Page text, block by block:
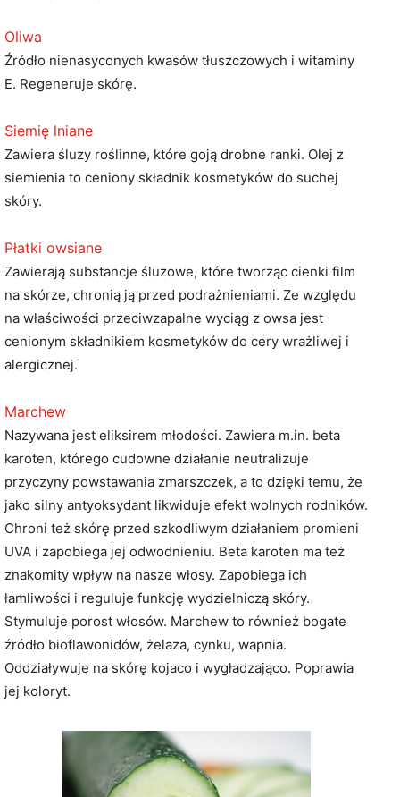
Oliwa
Źródło nienasyconych kwasów tłuszczowych i witaminy
E. Regeneruje skórę.
Siemię lniane
Zawiera śluzy roślinne, które goją drobne ranki. Olej z
siemienia to ceniony składnik kosmetyków do suchej
skóry.
Płatki owsiane
Zawierają substancje śluzowe, które tworząc cienki film
na skórze, chronią ją przed podrażnieniami. Ze względu
na właściwości przeciwzapalne wyciąg z owsa jest
cenionym składnikiem kosmetyków do cery wrażliwej i
alergicznej.
Marchew
Nazywana jest eliksirem młodości. Zawiera m.in. beta
karoten, którego cudowne działanie neutralizuje
przyczyny powstawania zmarszczek, a to dzięki temu, że
jako silny antyoksydant likwiduje efekt wolnych rodników.
Chroni też skórę przed szkodliwym działaniem promieni
UVA i zapobiega jej odwodnieniu. Beta karoten ma też
znakomity wpływ na nasze włosy. Zapobiega ich
łamliwości i reguluje funkcję wydzielniczą skóry.
Stymuluje porost włosów. Marchew to również bogate
źródło bioflawonidów, żelaza, cynku, wapnia.
Oddziaływuje na skórę kojaco i wygładzająco. Poprawia
jej koloryt.